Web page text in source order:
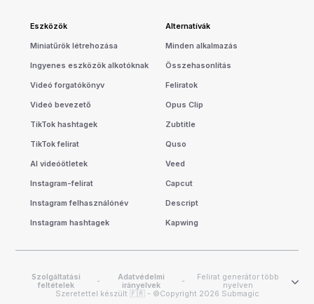
Eszközök
Miniatűrök létrehozása
Ingyenes eszközök alkotóknak
Videó forgatókönyv
Videó bevezető
TikTok hashtagek
TikTok felirat
AI videóötletek
Instagram-felirat
Instagram felhasználónév
Instagram hashtagek
Alternatívák
Minden alkalmazás
Összehasonlítás
Feliratok
Opus Clip
Zubtitle
Quso
Veed
Capcut
Descript
Kapwing
Szolgáltatási
feltételek
-
Adatvédelmi
irányelvek
-
Felirat generátor több
nyelven
Szeretettel készült 🇫🇷 - ©Copyright 2026 Submagic